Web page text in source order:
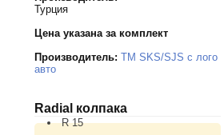
Турция
Цена указана за комплект
Производитель: TM SKS/SJS с лого
авто
Radial колпака
R 15